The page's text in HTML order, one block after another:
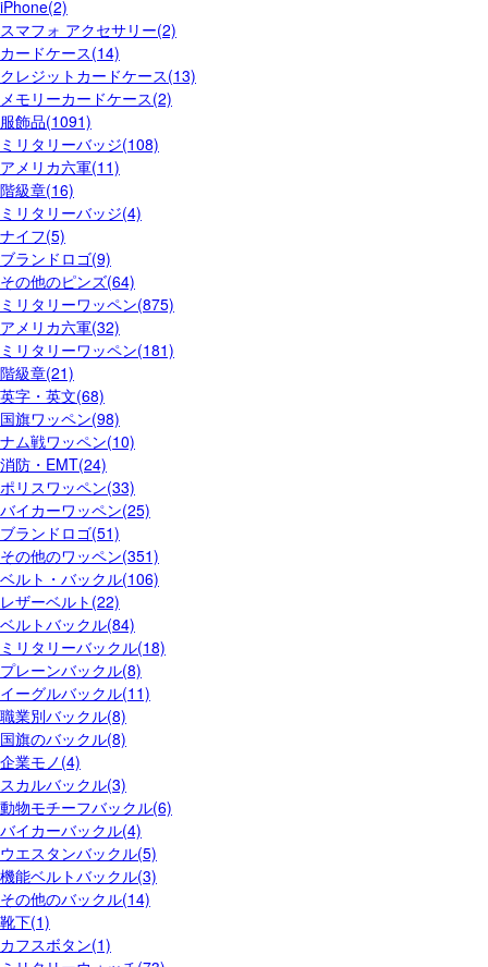
iPhone(2)
スマフォ アクセサリー(2)
カードケース(14)
クレジットカードケース(13)
メモリーカードケース(2)
服飾品(1091)
ミリタリーバッジ(108)
アメリカ六軍(11)
階級章(16)
ミリタリーバッジ(4)
ナイフ(5)
ブランドロゴ(9)
その他のピンズ(64)
ミリタリーワッペン(875)
アメリカ六軍(32)
ミリタリーワッペン(181)
階級章(21)
英字・英文(68)
国旗ワッペン(98)
ナム戦ワッペン(10)
消防・EMT(24)
ポリスワッペン(33)
バイカーワッペン(25)
ブランドロゴ(51)
その他のワッペン(351)
ベルト・バックル(106)
レザーベルト(22)
ベルトバックル(84)
ミリタリーバックル(18)
プレーンバックル(8)
イーグルバックル(11)
職業別バックル(8)
国旗のバックル(8)
企業モノ(4)
スカルバックル(3)
動物モチーフバックル(6)
バイカーバックル(4)
ウエスタンバックル(5)
機能ベルトバックル(3)
その他のバックル(14)
靴下(1)
カフスボタン(1)